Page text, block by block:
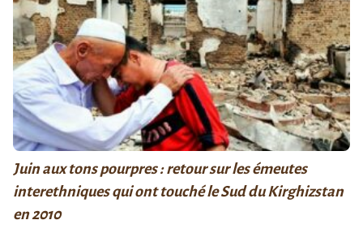
Juin aux tons pourpres : retour sur les émeutes
interethniques qui ont touché le Sud du Kirghizstan
en 2010